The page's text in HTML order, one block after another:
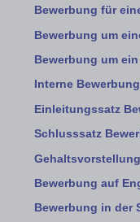
Bewerbung für
Bewerbung um
Bewerbung um
Interne Bewerbung
Einleitungssatz
Schlusssatz
Bewerbung auf
Bewerbung in der